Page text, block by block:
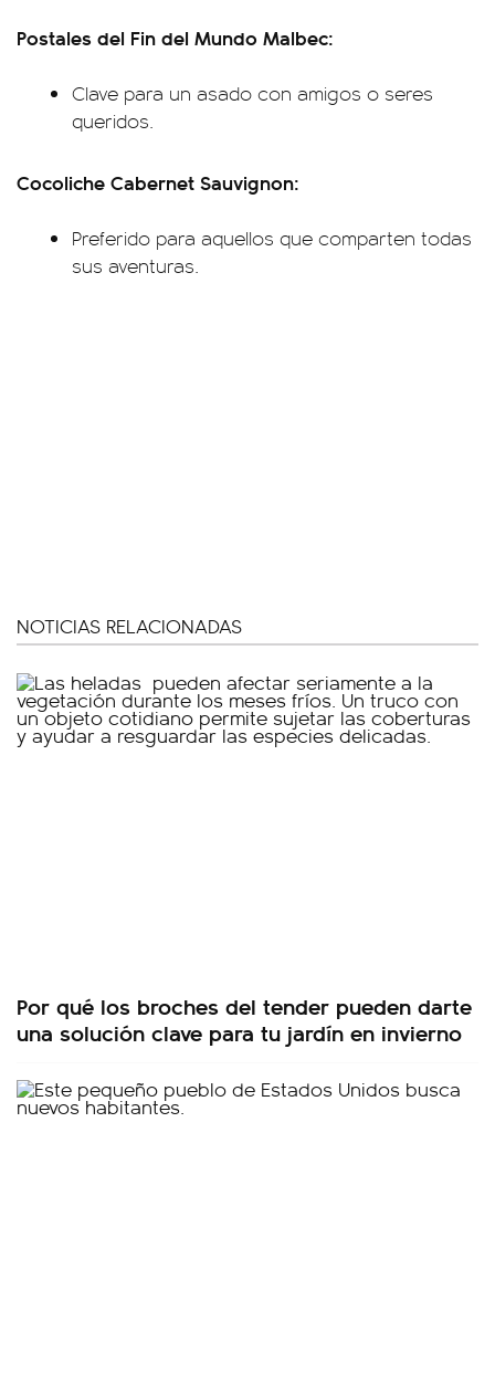
Postales del Fin del Mundo Malbec:
Clave para un asado con amigos o seres
queridos.
Cocoliche Cabernet Sauvignon:
Preferido para aquellos que comparten todas
sus aventuras.
NOTICIAS RELACIONADAS
Por qué los broches del tender pueden darte
una solución clave para tu jardín en invierno